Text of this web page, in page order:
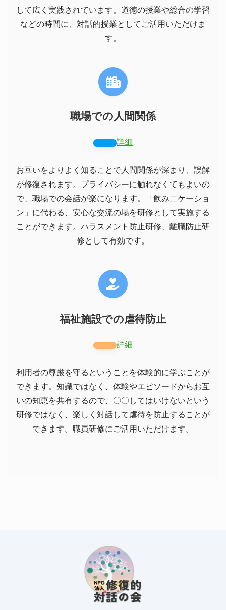
して広く実践されています。道徳の授業や総合の学習
などの時間に、対話的授業としてご活用いただけま
す。
職場での人間関係
詳細
お互いをよりよく知ることで人間関係が深まり、誤解
が修復されます。プライバシーに触れなくてもよいの
で、職場での会話が楽になります。「飲み二ケーショ
ン」に代わる、安心な交流の場を研修として実施する
ことができます。ハラスメント防止研修、離職防止研
修として有効です。
福祉施設での虐待防止
詳細
利用者の尊厳を守るということを体験的に学ぶことが
できます。知識ではなく、体験やエピソードからお互
いの知恵を共有するので、〇〇してはいけないという
研修ではなく、楽しく対話して虐待を防止することが
できます。職員研修にご活用いただけます。